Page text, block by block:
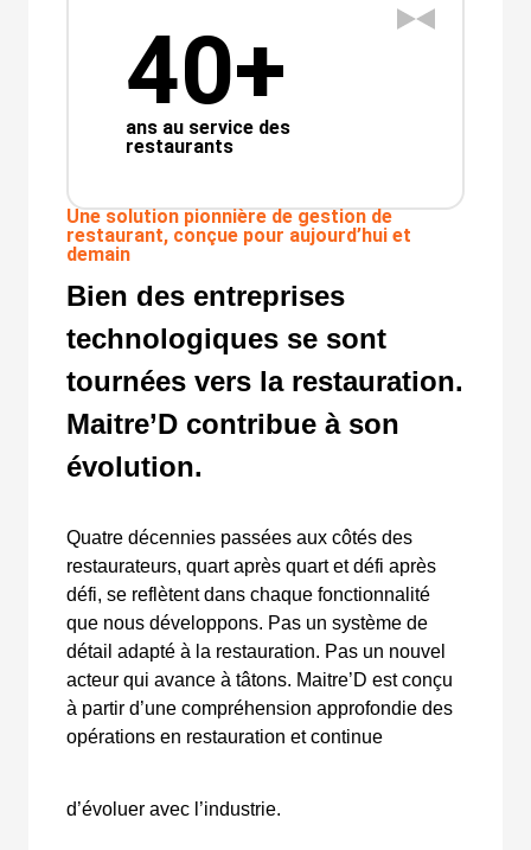
40+
ans au service des
restaurants
Une solution pionnière de gestion de
restaurant, conçue pour aujourd’hui et
demain
Bien des entreprises
technologiques se sont
tournées vers la restauration.
Maitre’D contribue à son
évolution.
Quatre décennies passées aux côtés des
restaurateurs, quart après quart et défi après
défi, se reflètent dans chaque fonctionnalité
que nous développons. Pas un système de
détail adapté à la restauration. Pas un nouvel
acteur qui avance à tâtons. Maitre’D est conçu
à partir d’une compréhension approfondie des
opérations en restauration et continue
d’évoluer avec l’industrie.